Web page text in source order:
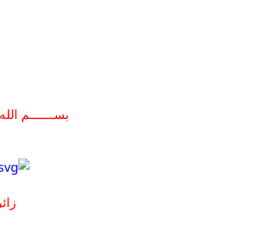
بســـــــم